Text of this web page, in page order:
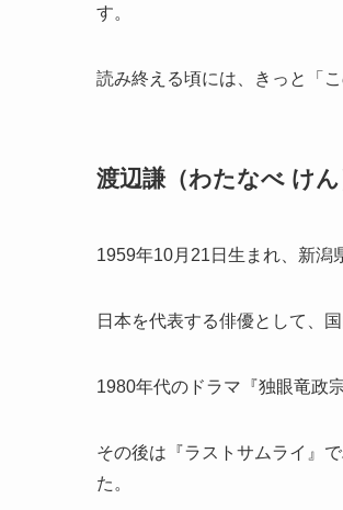
す。
読み終える頃には、きっと「
渡辺謙（わたなべ けん
1959年10月21日生まれ、新潟
日本を代表する俳優として、
1980年代のドラマ『独眼竜政
その後は『ラストサムライ』
た。